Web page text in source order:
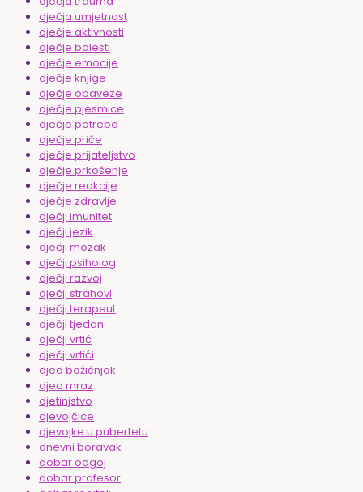
dječja umjetnost
dječje aktivnosti
dječje bolesti
dječje emocije
dječje knjige
dječje obaveze
dječje pjesmice
dječje potrebe
dječje priče
dječje prijateljstvo
dječje prkošenje
dječje reakcije
dječje zdravlje
dječji imunitet
dječji jezik
dječji mozak
dječji psiholog
dječji razvoj
dječji strahovi
dječji terapeut
dječji tjedan
dječji vrtić
dječji vrtići
djed božićnjak
djed mraz
djetinjstvo
djevojčice
djevojke u pubertetu
dnevni boravak
dobar odgoj
dobar profesor